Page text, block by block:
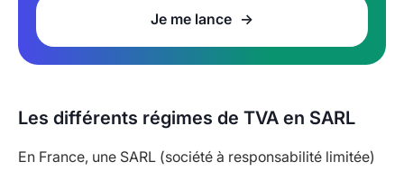
Je me lance
Les différents régimes de TVA en SARL
En France, une SARL (société à responsabilité limitée)